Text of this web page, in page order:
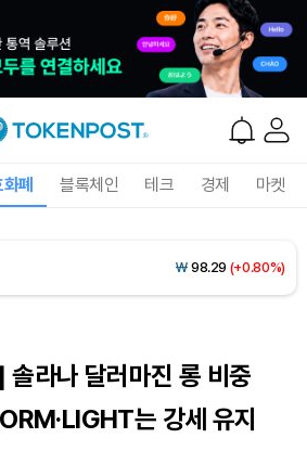
폐 블록체인 테크 경제 마켓
₩1,445(-1.02%)
₩103,774 (+1.51%)
₩ 98.29 (+0.80%)
라나 달러마진 롱 비중
는 강세 유지